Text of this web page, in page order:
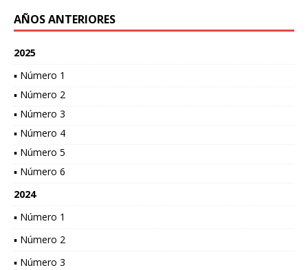
AÑOS ANTERIORES
2025
▪ Número 1
▪ Número 2
▪ Número 3
▪ Número 4
▪ Número 5
▪ Número 6
2024
▪ Número 1
▪ Número 2
▪ Número 3